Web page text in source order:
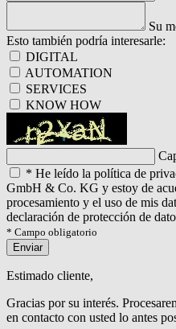
Su
Esto también podría interesarle:
DIGITAL
AUTOMATION
SERVICES
KNOW HOW
* He leído la política de
GmbH & Co. KG y estoy de
procesamiento y el uso de mis
declaración de protección de
* Campo obligatorio
Enviar
Estimado cliente,
Gracias por su interés.
en contacto con usted lo antes